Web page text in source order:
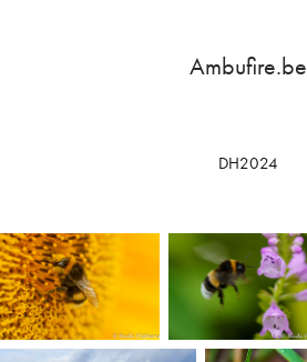
Ambufire.be
DH2024